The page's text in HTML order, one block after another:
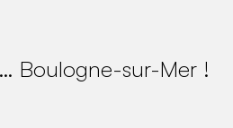
Boulogne-sur-Mer !